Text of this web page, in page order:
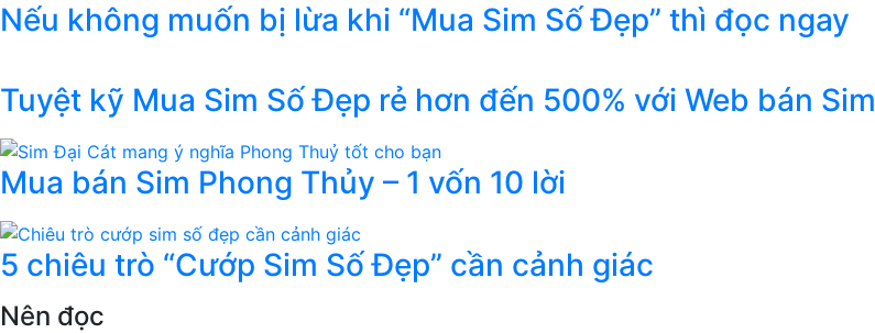
Nếu không muốn bị lừa khi “Mua Sim Số Đẹp” thì đọc ngay
Tuyệt kỹ Mua Sim Số Đẹp rẻ hơn đến 500% với Web bán Sim
Mua bán Sim Phong Thủy – 1 vốn 10 lời
5 chiêu trò “Cướp Sim Số Đẹp” cần cảnh giác
Nên đọc